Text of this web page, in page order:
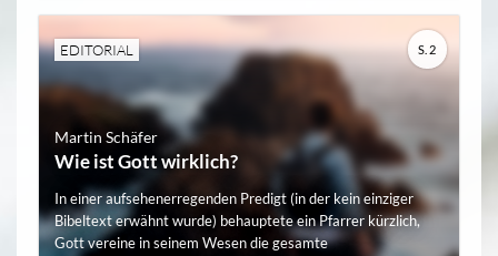
EDITORIAL
Martin Schäfer
Wie ist Gott wirklich?
In einer aufsehenerregenden Predigt (in der kein einziger
Bibeltext erwähnt wurde) behauptete ein Pfarrer kürzlich,
Gott vereine in seinem Wesen die gesamte
S. 2